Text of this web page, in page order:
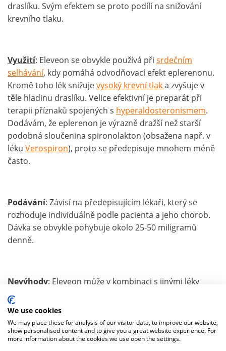
draslíku. Svým efektem se proto podílí na snižování
krevního tlaku.
Využití: Eleveon se obvykle používá při srdečním
selhávání, kdy pomáhá odvodňovací efekt eplerenonu.
Kromě toho lék snižujevysoký krevní tlaka zvyšuje v
těle hladinu draslíku. Velice efektivní je preparát při
terapii příznaků spojených s hyperaldosteronismem.
Dodávám, že eplerenon je výrazně dražší než starší
podobná sloučenina spironolakton (obsažena např. v
léku Verospiron), proto se předepisuje mnohem méně
často.
Podávání: Závisí na předepisujícím lékaři, který se
rozhoduje individuálně podle pacienta a jeho chorob.
Dávka se obvykle pohybuje okolo 25-50 miligramů
denně.
Nevýhody: Eleveon může v kombinaci s jinými léky
(např.
vyvolathyperkalémii
selháváním ledvin. Jinak má sloučenina eplerenon
méně nežádoucích účinků než léky obsahující
spironolakton. Důležité je zejména to, že na rozdíl od
We use cookies
We may place these for analysis of our visitor data, to improve our website,
show personalised content and to give you a great website experience. For
more information about the cookies we use open the settings.